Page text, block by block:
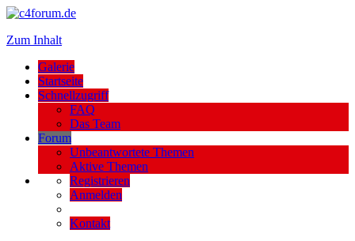
Zum Inhalt
Galerie
Startseite
Schnellzugriff
FAQ
Das Team
Forum
Unbeantwortete Themen
Aktive Themen
Registrieren
Anmelden
Kontakt